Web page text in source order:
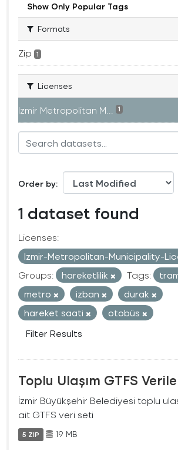
Show Only Popular Tags
Formats
Zip 1
Licenses
Izmir Metropolitan M... 1
Order by
1 dataset found
Licenses:
Izmir-Metropolitan-Municipality-
Groups:
hareketlilik Tags:
metro
izban
durak
hareket saati
otobüs
Filter Results
Toplu Ulaşım GTFS
İzmir Büyükşehir Belediyesi toplu
ait GTFS veri seti
5 ZIP 19 MB